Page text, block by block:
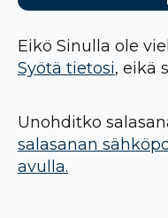
Eikö Sinulla ole
Syötä tietosi, eikä
Unohditko
salasanan
avulla.